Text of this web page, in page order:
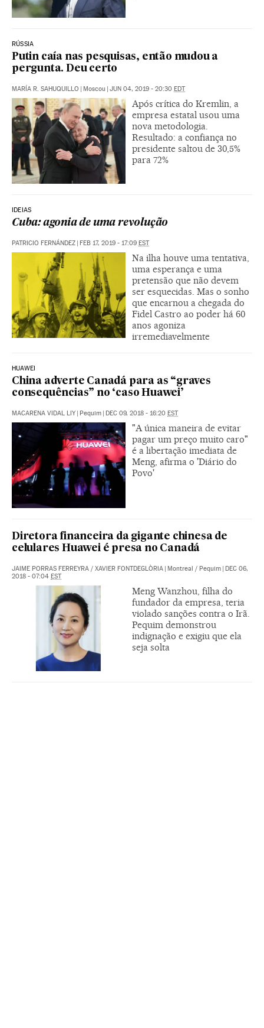
RÚSSIA
Putin caía nas pesquisas, então mudou a
pergunta. Deu certo
MARÍA R. SAHUQUILLO | Moscou | JUN 04, 2019 - 20:30 EDT
Após crítica do Kremlin, a
empresa estatal usou uma
nova metodologia.
Resultado: a confiança no
presidente saltou de 30,5%
para 72%
IDEIAS
Cuba: agonia de uma revolução
PATRICIO FERNÁNDEZ | FEB 17, 2019 - 17:09 EST
Na ilha houve uma tentativa,
uma esperança e uma
pretensão que não devem
ser esquecidas. Mas o sonho
que encarnou a chegada do
Fidel Castro ao poder há 60
anos agoniza
irremediavelmente
HUAWEI
China adverte Canadá para as “graves
consequências” no ‘caso Huawei’
MACARENA VIDAL LIY | Pequim | DEC 09, 2018 - 16:20 EST
"A única maneira de evitar
pagar um preço muito caro"
é a libertação imediata de
Meng, afirma o 'Diário do
Povo'
Diretora financeira da gigante chinesa de
celulares Huawei é presa no Canadá
JAIME PORRAS FERREYRA / XAVIER FONTDEGLÒRIA | Montreal / Pequim | DEC 06,
2018 - 07:04 EST
Meng Wanzhou, filha do
fundador da empresa, teria
violado sanções contra o Irã.
Pequim demonstrou
indignação e exigiu que ela
seja solta